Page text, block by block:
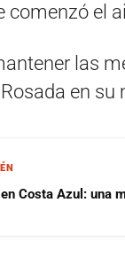
comenzó el
las
en su
Costa Azul: una